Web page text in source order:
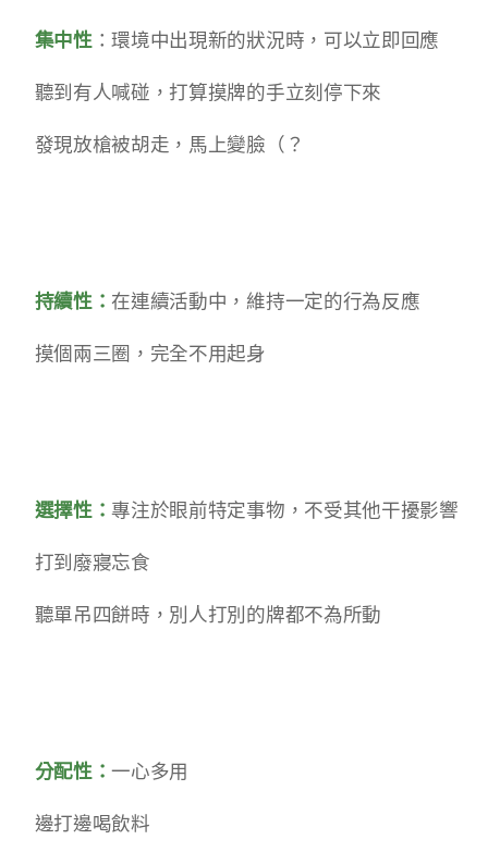
✅集中性：環境中出現新的狀況時，可以立即回應
◾聽到有人喊碰，打算摸牌的手立刻停下來
◾發現放槍被胡走，馬上變臉（？
✅持續性： 在連續活動中，維持一定的行為反應
◾摸個兩三圈，完全不用起身
✅選擇性：專注於眼前特定事物，不受其他干擾影響
◾打到廢寢忘食
◾聽單吊四餅時，別人打別的牌都不為所動
✅分配性：一心多用
◾邊打邊喝飲料